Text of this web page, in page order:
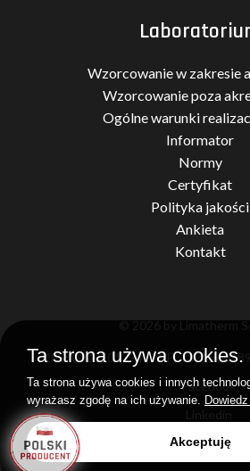
Wzorcowanie w zakresie
Wzorcowanie poza
Ogólne warunki
Informator
Normy
Certyfikat
Polityka jakości
Ankieta
Kontakt
© 2026 by Limatherm
KRS: 0000201394 | NIP:
Facebook
Realizacjaidel.pl
Ta strona używa cookies.
Ta strona używa cookies i innych
wyrażasz zgodę na ich używanie.
Akceptuję